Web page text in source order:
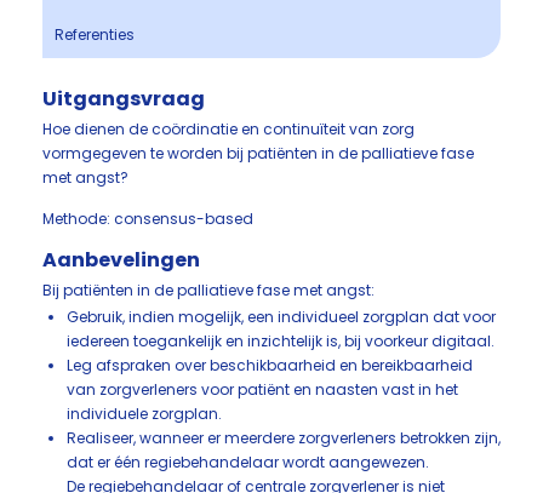
Referenties
Uitgangsvraag
Hoe dienen de coördinatie en continuïteit van zorg
vormgegeven te worden bij patiënten in de palliatieve fase
met angst?
Methode: consensus-based
Aanbevelingen
Bij patiënten in de palliatieve fase met angst:
Gebruik, indien mogelijk, een individueel zorgplan dat voor
iedereen toegankelijk en inzichtelijk is, bij voorkeur digitaal.
Leg afspraken over beschikbaarheid en bereikbaarheid
van zorgverleners voor patiënt en naasten vast in het
individuele zorgplan.
Realiseer, wanneer er meerdere zorgverleners betrokken zijn,
dat er één regiebehandelaar wordt aangewezen.
De regiebehandelaar of centrale zorgverlener is niet